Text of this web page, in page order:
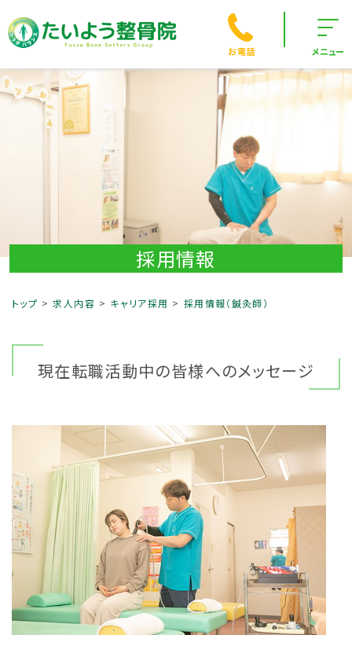
お電話 メニュー
採用情報
トップ 求人内容 キャリア採用 採用情報（鍼灸師）
現在転職活動中の皆様へのメッセージ